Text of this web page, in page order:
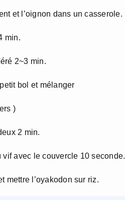
et l’oignon dans un casserole.
min.
2~3 min.
bol et mélanger
)
2 min.
avec le couvercle 10 seconde.
mettre l’oyakodon sur riz.